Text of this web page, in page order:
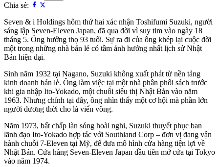
Chia sẻ:
Seven & i Holdings hôm thứ hai xác nhận Toshifumi Suzuki, người
sáng lập Seven-Eleven Japan, đã qua đời vì suy tim vào ngày 18
tháng 5. Ông hưởng thọ 93 tuổi. Sự ra đi của ông khép lại cuộc đời
một trong những nhà bán lẻ có tầm ảnh hưởng nhất lịch sử Nhật
Bản hiện đại.
Sinh năm 1932 tại Nagano, Suzuki không xuất phát từ nền tảng
kinh doanh bán lẻ. Ông làm việc tại một nhà phân phối sách trước
khi gia nhập Ito-Yokado, một chuỗi siêu thị Nhật Bản vào năm
1963. Nhưng chính tại đây, ông nhìn thấy một cơ hội mà phần lớn
người đương thời cho là viển vông.
Năm 1973, bất chấp làn sóng hoài nghi, Suzuki thuyết phục ban
lãnh đạo Ito-Yokado hợp tác với Southland Corp – đơn vị đang vận
hành chuỗi 7-Eleven tại Mỹ, để đưa mô hình cửa hàng tiện lợi về
Nhật Bản. Cửa hàng Seven-Eleven Japan đầu tiên mở cửa tại Tokyo
vào năm 1974.